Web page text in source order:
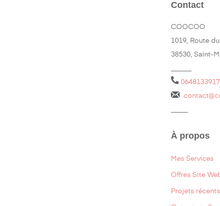
Contact
COOCOO
1019, Route
38530, Saint-
0648133917
À propos
Mes Services
Offres Site
Projets récents